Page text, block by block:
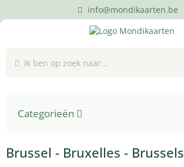
info@mondikaarten.be
Categorieën
Brussel - Bruxelles - Brussels